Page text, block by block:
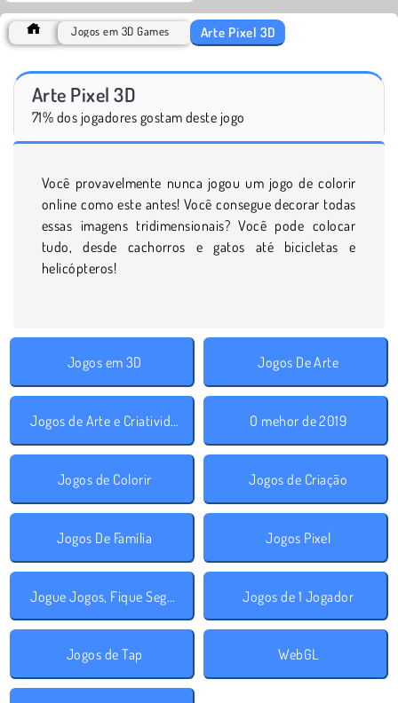
Jogos em 3D Games Arte Pixel 3D
Arte Pixel 3D
71% dos jogadores gostam deste jogo
Você provavelmente nunca jogou um jogo de colorir
online como este antes! Você consegue decorar todas
essas imagens tridimensionais? Você pode colocar
tudo, desde cachorros e gatos até bicicletas e
helicópteros!
Jogos em 3D Jogos De Arte
Jogos de Arte e Criatividade O mehor de 2019
Jogos de Colorir Jogos de Criação
Jogos De Família Jogos Pixel
Jogue Jogos, Fique Seguro! Jogos de 1 Jogador
Jogos de Tap WebGL